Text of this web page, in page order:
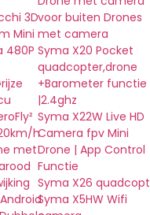
3D
Mini
480P
h
met
voor buiten Drones
met camera
Syma X20 Pocket
quadcopter,drone
+Barometer functie
|2.4ghz
Syma X22W Live HD
Camera fpv Mini
Drone | App Control
Functie
Syma X26
Syma X5HW Wifi